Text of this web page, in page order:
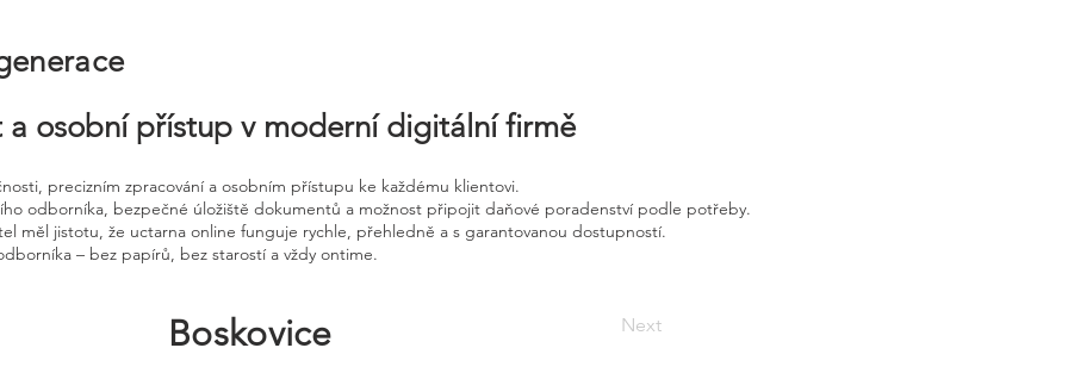
a osobní přístup v moderní digitální firmě
precizním zpracování a osobním přístupu ke každému klientovi.
odborníka, bezpečné úložiště dokumentů a možnost připojit daňové poradenství podle potřeby.
měl jistotu, že uctarna online funguje rychle, přehledně a s garantovanou dostupností.
– bez papírů, bez starostí a vždy ontime.
Next
Boskovice